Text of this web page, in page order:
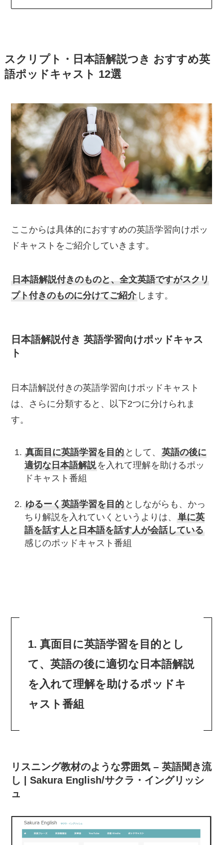
スクリプト・日本語解説つき おすすめ英
語ポッドキャスト 12選
ここからは具体的におすすめの英語学習向けポッ
ドキャストをご紹介していきます。
日本語解説付きのものと、全文英語ですがスクリ
プト付きのものに分けてご紹介 します。
日本語解説付き 英語学習向けポッドキャス
ト
日本語解説付きの英語学習向けポッドキャスト
は、さらに分類すると、以下2つに分けられま
す。
真面目に英語学習を目的 として、 英語の後に
適切な日本語解説を入れて理解を助けるポッ
ドキャスト番組
ゆるーく英語学習を目的 としながらも、かっ
ちり解説を入れていくというよりは、 単に英
語を話す人と日本語を話す人が会話している
感じのポッドキャスト番組
1. 真面目に英語学習を目的とし
て、英語の後に適切な日本語解説
を入れて理解を助けるポッドキ
ャスト番組
リスニング教材のような雰囲気 – 英語聞き流
し | Sakura English/サクラ・イングリッシ
ュ